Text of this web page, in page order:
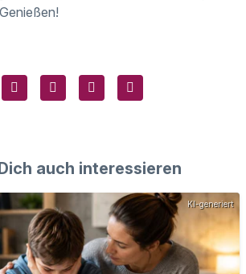
auch interessieren
KI-generiert